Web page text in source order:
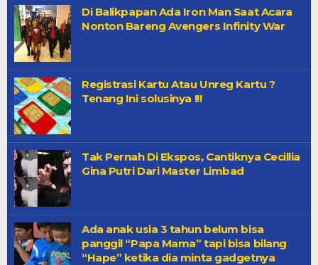
Di Balikpapan Ada Iron Man Saat Acara
Nonton Bareng Avengers Infinity War
Registrasi Kartu Atau Unreg Kartu ?
Tenang Ini solusinya !!!
Tak Pernah Di Ekspos, Cantiknya Cecillia
Gina Putri Dari Master Limbad
Ada anak usia 3 tahun belum bisa
panggil “Papa Mama” tapi bisa bilang
“Hape” ketika dia minta gadgetnya